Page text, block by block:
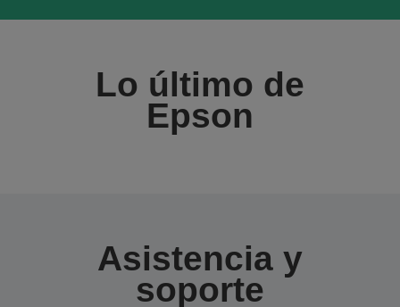
Lo último de
Epson
Asistencia y
soporte